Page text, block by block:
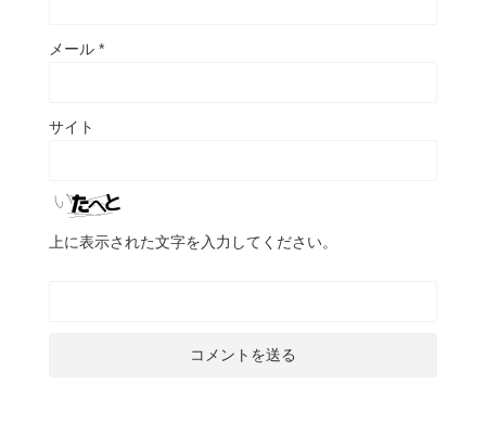
メール *
サイト
上に表示された文字を入力してください。